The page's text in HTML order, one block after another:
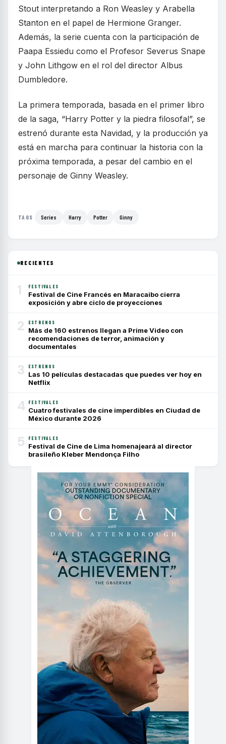
Stout interpretando a Ron Weasley y Arabella
Stanton en el papel de Hermione Granger.
Además, la serie cuenta con la participación de
Paapa Essiedu como el Profesor Severus Snape
y John Lithgow en el rol del director Albus
Dumbledore.
La primera temporada, basada en el primer libro
de la saga, “Harry Potter y la piedra filosofal”, se
estrenó durante esta Navidad, y la producción ya
está en marcha para continuar la historia con la
próxima temporada, a pesar del cambio en el
personaje de Ginny Weasley.
TAGS Series Harry Potter Ginny
RECIENTES
1 FESTIVALES
Festival de Cine Francés en Maracaibo cierra
exposición y abre ciclo de proyecciones
2 ESTRENOS
Más de 160 estrenos llegan a Prime Video con
recomendaciones de terror, animación y
documentales
3 ESTRENOS
Las 10 películas destacadas que puedes ver hoy en
Netflix
4 FESTIVALES
Cuatro festivales de cine imperdibles en Ciudad de
México durante 2026
5 FESTIVALES
Festival de Cine de Lima homenajeará al director
brasileño Kleber Mendonça Filho